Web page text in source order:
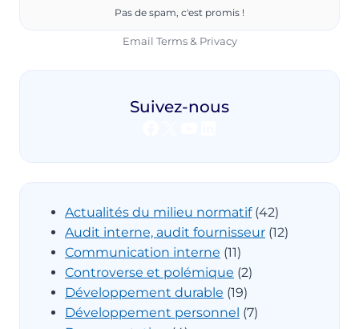
Pas de spam, c'est promis !
Email Terms& Privacy
Suivez-nous
Actualités du milieu normatif(42)
Audit interne, audit fournisseur (12)
Communication interne (11)
Controverse et polémique (2)
Développement durable (19)
Développement personnel (7)